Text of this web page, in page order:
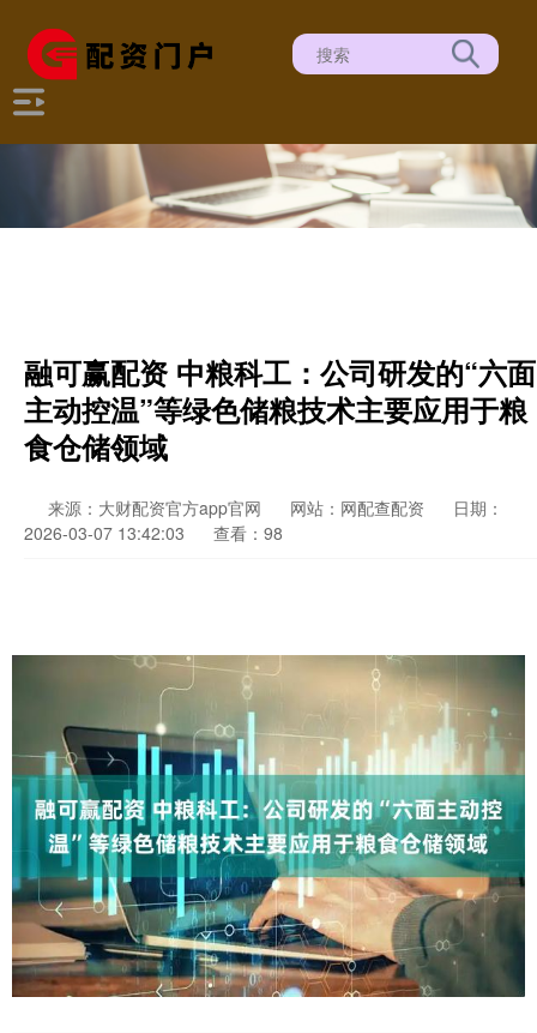
融可赢配资 中粮科工：公司研发的“六面
主动控温”等绿色储粮技术主要应用于粮
食仓储领域
来源：大财配资官方app官网 网站：网配查配资
日期：
2026-03-07 13:42:03
查看：98